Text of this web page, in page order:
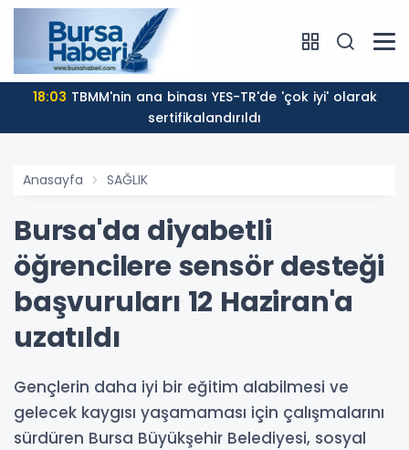
18:03
sertifikalandırıldı
Anasayfa SAĞLIK
Bursa'da diyabetli
öğrencilere sensör desteği
başvuruları 12 Haziran'a
uzatıldı
Gençlerin daha iyi bir eğitim alabilmesi ve
gelecek kaygısı yaşamaması için çalışmalarını
sürdüren Bursa Büyükşehir Belediyesi, sosyal